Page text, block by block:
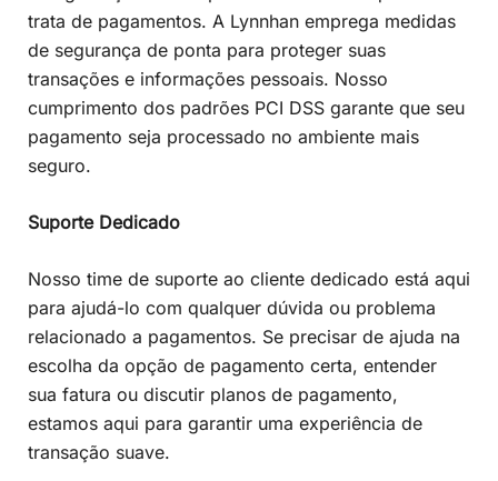
trata de pagamentos. A Lynnhan emprega medidas
de segurança de ponta para proteger suas
transações e informações pessoais. Nosso
cumprimento dos padrões PCI DSS garante que seu
pagamento seja processado no ambiente mais
seguro.
Suporte Dedicado
Nosso time de suporte ao cliente dedicado está aqui
para ajudá-lo com qualquer dúvida ou problema
relacionado a pagamentos. Se precisar de ajuda na
escolha da opção de pagamento certa, entender
sua fatura ou discutir planos de pagamento,
estamos aqui para garantir uma experiência de
transação suave.